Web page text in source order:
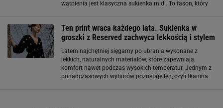
wątpienia jest klasyczna sukienka midi. To fason, który
Ten print wraca każdego lata. Sukienka w
groszki z Reserved zachwyca lekkością i stylem
Latem najchętniej sięgamy po ubrania wykonane z
lekkich, naturalnych materiałów, które zapewniają
komfort nawet podczas wysokich temperatur. Jednym z
ponadczasowych wyborów pozostaje len, czyli tkanina